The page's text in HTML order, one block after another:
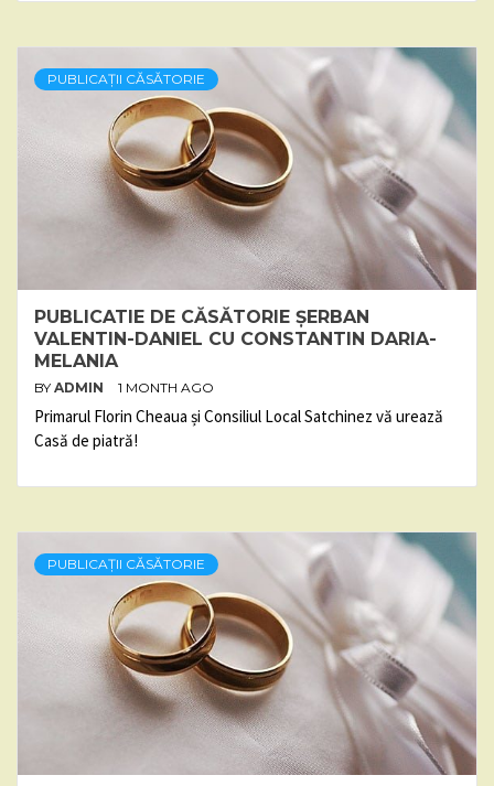
PUBLICAȚII CĂSĂTORIE
PUBLICATIE DE CĂSĂTORIE ȘERBAN
VALENTIN-DANIEL CU CONSTANTIN DARIA-
MELANIA
BY ADMIN 1 MONTH AGO
Primarul Florin Cheaua și Consiliul Local Satchinez vă urează
Casă de piatră!
PUBLICAȚII CĂSĂTORIE